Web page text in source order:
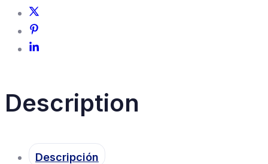
Description
Descripción